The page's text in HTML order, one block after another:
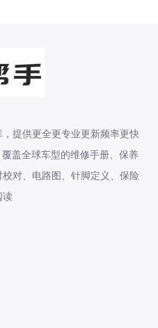
提供更全更专业更新频率更快
盖全球车型的维修手册、保养
对、电路图、针脚定义、保险
读